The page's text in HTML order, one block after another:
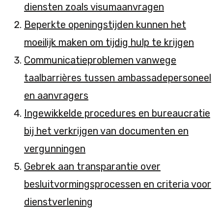
diensten zoals visumaanvragen
Beperkte openingstijden kunnen het
moeilijk maken om tijdig hulp te krijgen
Communicatieproblemen vanwege
taalbarrières tussen ambassadepersoneel
en aanvragers
Ingewikkelde procedures en bureaucratie
bij het verkrijgen van documenten en
vergunningen
Gebrek aan transparantie over
besluitvormingsprocessen en criteria voor
dienstverlening